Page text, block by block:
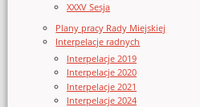
XXXV Sesja
Plany pracy Rady Miejskiej
Interpelacje radnych
Interpelacje 2019
Interpelacje 2020
Interpelacje 2021
Interpelacje 2024